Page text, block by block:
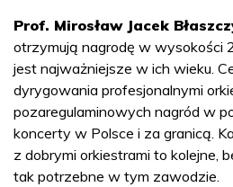
Prof. Mirosław Jacek
otrzymują nagrodę w wysokości
jest najważniejsze w ich wieku.
dyrygowania profesjonalnymi
pozaregulaminowych nagród w
koncerty w Polsce i za granicą.
z dobrymi orkiestrami to kolejne,
tak potrzebne w tym zawodzie.